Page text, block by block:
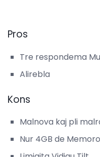
Pros
Tre respondema
Alirebla
Kons
Malnova kaj pli
Nur 4GB de Memoro